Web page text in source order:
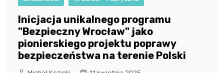
Inicjacja unikalnego programu
"Bezpieczny Wrocław" jako
pionierskiego projektu poprawy
bezpieczeństwa na terenie Polski